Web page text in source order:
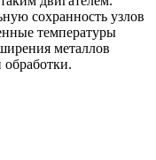
сохранность узлов
температуры
металлов
обработки.